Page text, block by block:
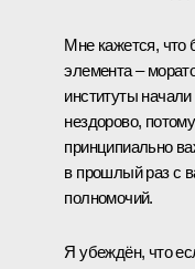
Мне кажется, что
элемента –
институты
нездорово,
принципиально
в прошлый раз с
полномочий.
Я убеждён, что